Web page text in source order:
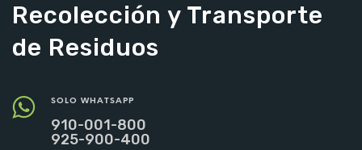
Recolección y Transporte
de Residuos
SOLO WHATSAPP
910-001-800
925-900-400